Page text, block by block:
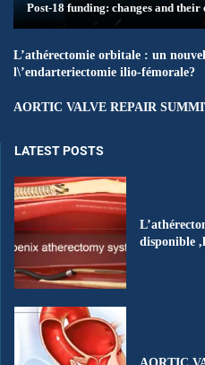
Post-18 funding: changes and their
L’athérectomie orbitale : un
l\’endarteriectomie ilio-fémorale?
AORTIC VALVE REPAIR
LATEST POSTS
disponible